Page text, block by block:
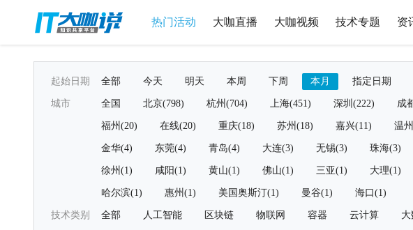
热门活动 大咖直播 大咖视频 技术专题 资
起始日期 全部 今天 明天 本周 下周 本月 指定日期
城市 全国 北京(798) 杭州(704) 上海(451) 深圳(222) 成
福州(20) 在线(20) 重庆(18) 苏州(18) 嘉兴(11) 温
金华(4) 东莞(4) 青岛(4) 大连(3) 无锡(3) 珠海(3)
徐州(1) 咸阳(1) 黄山(1) 佛山(1) 三亚(1) 大理(1)
哈尔滨(1) 惠州(1) 美国奥斯汀(1) 曼谷(1) 海口(1)
技术类别 全部 人工智能 区块链 物联网 容器 云计算